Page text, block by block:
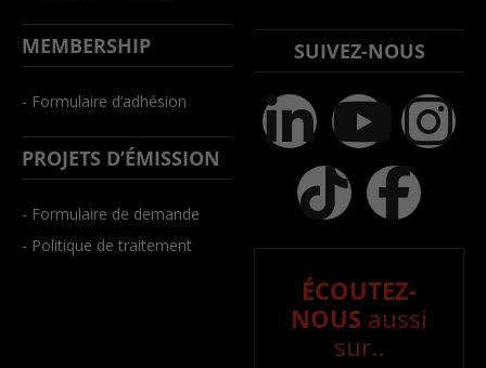
MEMBERSHIP
- Formulaire d’adhésion
PROJETS D’ÉMISSION
- Formulaire de demande
- Politique de traitement
SUIVEZ-NOUS
ÉCOUTEZ-
NOUS aussi
sur..